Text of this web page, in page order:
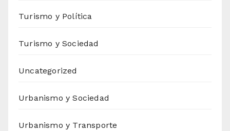
Turismo y Política
Turismo y Sociedad
Uncategorized
Urbanismo y Sociedad
Urbanismo y Transporte